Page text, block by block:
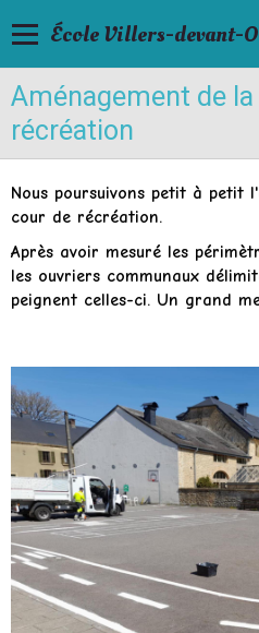
École Villers-devant-
Aménagement de
récréation
Nous poursuivons petit à petit
cour de récréation.
Après avoir mesuré les
les ouvriers communaux
peignent celles-ci. Un grand